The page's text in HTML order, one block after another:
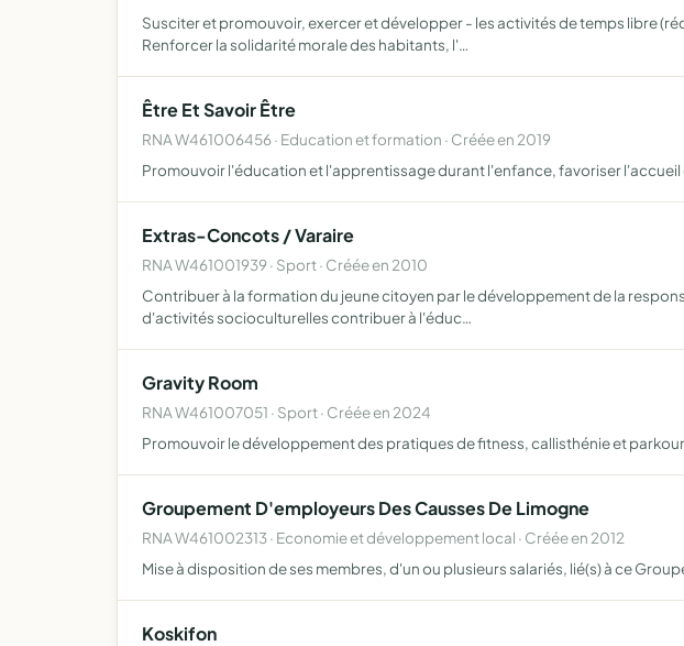
Susciter et promouvoir, exercer et développer - les activités de temps libre
Renforcer la solidarité morale des habitants, l'…
Être Et Savoir Être
RNA W461006456 · Education et formation · Créée en 2019
Promouvoir l'éducation et l'apprentissage durant l'enfance, favoriser l'accueil
Extras-Concots / Varaire
RNA W461001939 · Sport · Créée en 2010
Contribuer à la formation du jeune citoyen par le développement de la
d'activités socioculturelles contribuer à l'éduc…
Gravity Room
RNA W461007051 · Sport · Créée en 2024
Promouvoir le développement des pratiques de fitness, callisthénie et
Groupement D'employeurs Des Causses De Limogne
RNA W461002313 · Economie et développement local · Créée en 2012
Mise à disposition de ses membres, d'un ou plusieurs salariés, lié(s) à ce
Koskifon